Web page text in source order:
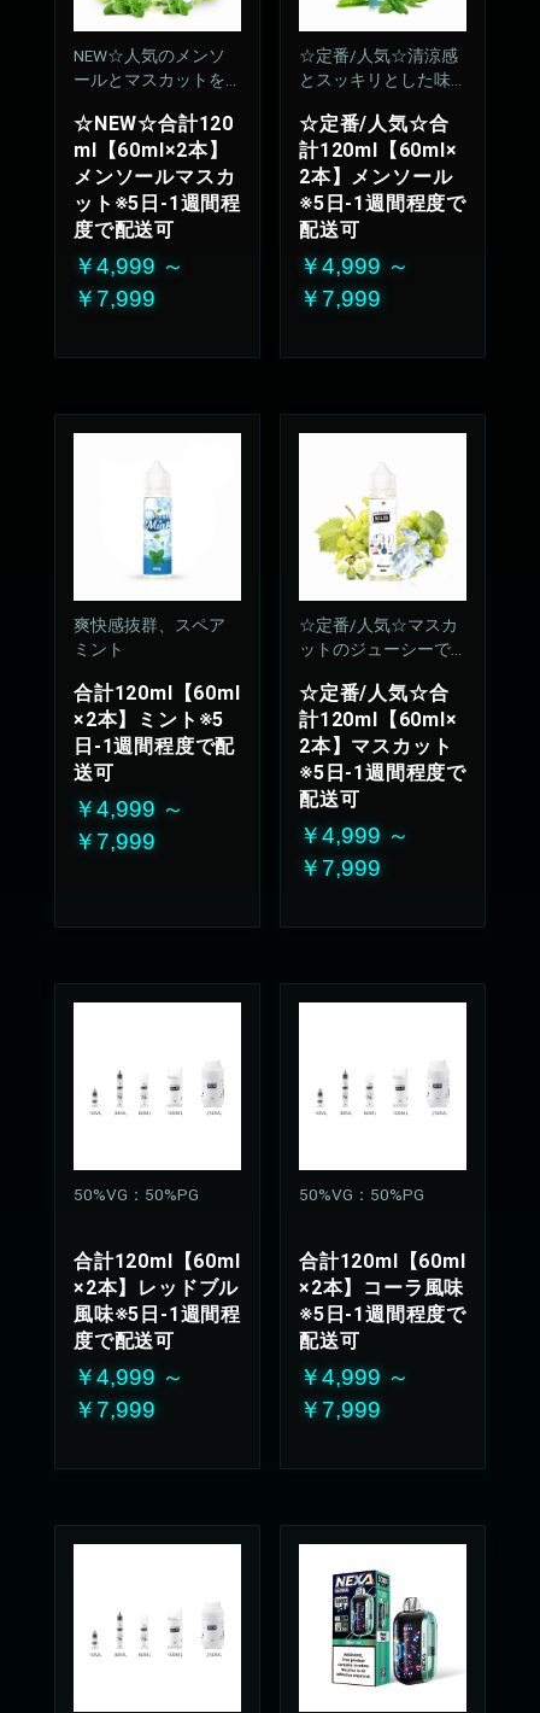
NEW☆人気のメンソ
ールとマスカットをM
☆NEW☆合計120
ml【60ml×2本】
メンソールマスカ
ット※5日-1週間程
度で配送可
￥4,999 ～
￥7,999
☆定番/人気☆清涼感
とスッキリとした味
来ない安定のリフレ
ッシュ感
50%VG：50%PG
☆定番/人気☆合
計120ml【60ml×
2本】メンソール
※5日-1週間程度で
配送可
￥4,999 ～
￥7,999
爽快感抜群、スペア
ミント
合計120ml【60ml
×2本】ミント※5
日-1週間程度で配
送可
￥4,999 ～
￥7,999
☆定番/人気☆マスカ
ットのジューシーで
広がります
50%VG：50%PG
☆定番/人気☆合
計120ml【60ml×
2本】マスカット
※5日-1週間程度で
配送可
￥4,999 ～
￥7,999
50%VG：50%PG
合計120ml【60ml
×2本】レッドブル
風味※5日-1週間程
度で配送可
￥4,999 ～
￥7,999
50%VG：50%PG
合計120ml【60ml
×2本】コーラ風味
※5日-1週間程度で
配送可
￥4,999 ～
￥7,999